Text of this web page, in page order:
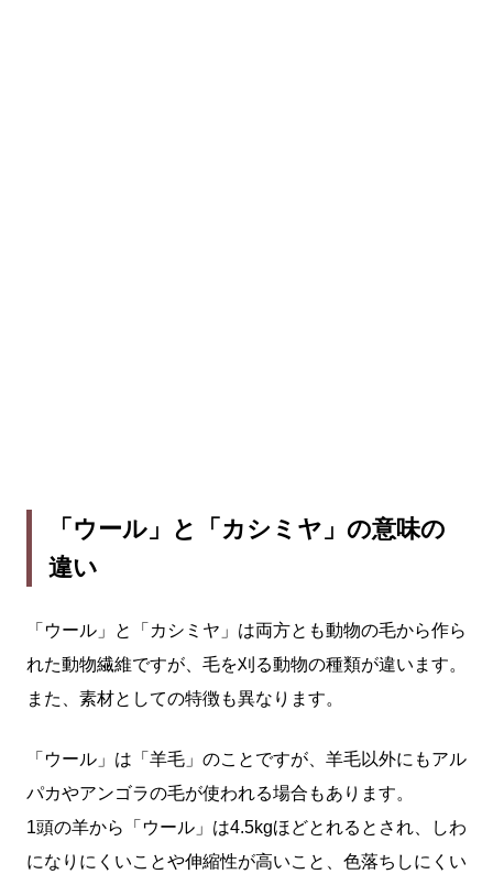
「ウール」と「カシミヤ」の意味の
違い
「ウール」と「カシミヤ」は両方とも動物の毛から作ら
れた動物繊維ですが、毛を刈る動物の種類が違います。
また、素材としての特徴も異なります。
「ウール」は「羊毛」のことですが、羊毛以外にもアル
パカやアンゴラの毛が使われる場合もあります。
1頭の羊から「ウール」は4.5kgほどとれるとされ、しわ
になりにくいことや伸縮性が高いこと、色落ちしにくい